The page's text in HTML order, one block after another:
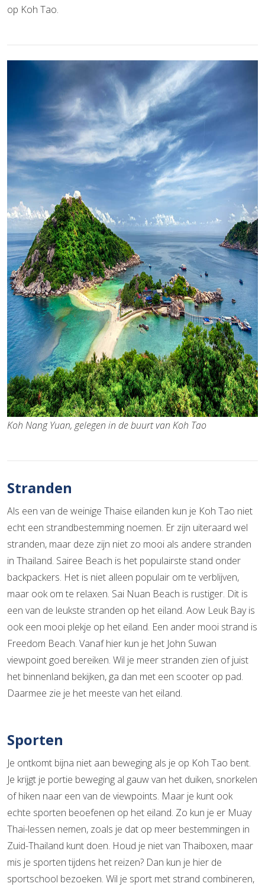
op Koh Tao.
Koh Nang Yuan, gelegen in de buurt van Koh Tao
Stranden
Als een van de weinige Thaise eilanden kun je Koh Tao niet
echt een strandbestemming noemen. Er zijn uiteraard wel
stranden, maar deze zijn niet zo mooi als andere stranden
in Thailand. Sairee Beach is het populairste stand onder
backpackers. Het is niet alleen populair om te verblijven,
maar ook om te relaxen. Sai Nuan Beach is rustiger. Dit is
een van de leukste stranden op het eiland. Aow Leuk Bay is
ook een mooi plekje op het eiland. Een ander mooi strand is
Freedom Beach. Vanaf hier kun je het John Suwan
viewpoint goed bereiken. Wil je meer stranden zien of juist
het binnenland bekijken, ga dan met een scooter op pad.
Daarmee zie je het meeste van het eiland.
Sporten
Je ontkomt bijna niet aan beweging als je op Koh Tao bent.
Je krijgt je portie beweging al gauw van het duiken, snorkelen
of hiken naar een van de viewpoints. Maar je kunt ook
echte sporten beoefenen op het eiland. Zo kun je er Muay
Thai-lessen nemen, zoals je dat op meer bestemmingen in
Zuid-Thailand kunt doen. Houd je niet van Thaiboxen, maar
mis je sporten tijdens het reizen? Dan kun je hier de
sportschool bezoeken. Wil je sport met strand combineren,